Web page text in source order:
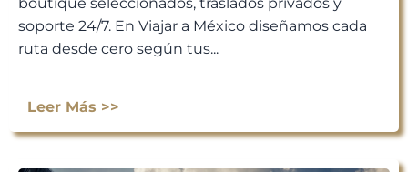
soporte 24/7. En Viajar a México diseñamos cada
ruta desde cero según tus...
Leer Más >>